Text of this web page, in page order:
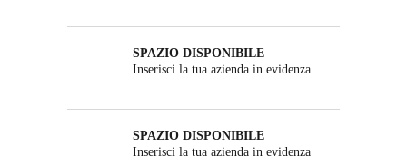
SPAZIO DISPONIBILE
Inserisci la tua azienda in evidenza
SPAZIO DISPONIBILE
Inserisci la tua azienda in evidenza